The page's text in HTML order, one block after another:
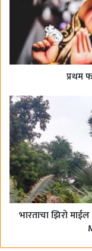
प्रथम
भारताचा झिरो